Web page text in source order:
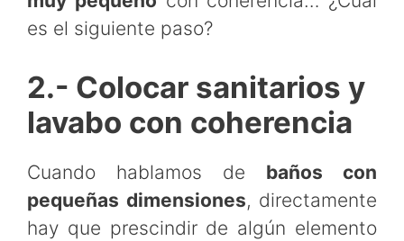
es el siguiente paso?
2.- Colocar sanitarios y
lavabo con coherencia
Cuando hablamos de baños con
pequeñas dimensiones, directamente
hay que prescindir de algún elemento